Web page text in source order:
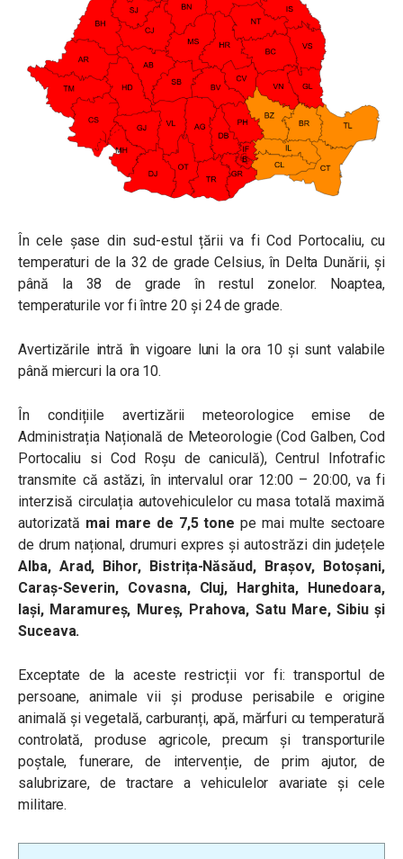
În cele șase din sud-estul țării va fi Cod Portocaliu, cu
temperaturi de la 32 de grade Celsius, în Delta Dunării, și
până la 38 de grade în restul zonelor. Noaptea,
temperaturile vor fi între 20 și 24 de grade.
Avertizările intră în vigoare luni la ora 10 și sunt valabile
până miercuri la ora 10.
În condițiile avertizării meteorologice emise de
Administrația Națională de Meteorologie (Cod Galben, Cod
Portocaliu si Cod Roșu de caniculă), Centrul Infotrafic
transmite că astăzi, în intervalul orar 12:00 – 20:00, va fi
interzisă circulația autovehiculelor cu masa totală maximă
autorizată mai mare de 7,5 tone pe mai multe sectoare
de drum național, drumuri expres și autostrăzi din județele
Alba, Arad, Bihor, Bistrița-Năsăud, Brașov, Botoșani,
Caraș-Severin, Covasna, Cluj, Harghita, Hunedoara,
Iași, Maramureș, Mureș, Prahova, Satu Mare, Sibiu și
Suceava.
Exceptate de la aceste restricții vor fi: transportul de
persoane, animale vii și produse perisabile e origine
animală și vegetală, carburanți, apă, mărfuri cu temperatură
controlată, produse agricole, precum și transporturile
poștale, funerare, de intervenție, de prim ajutor, de
salubrizare, de tractare a vehiculelor avariate și cele
militare.